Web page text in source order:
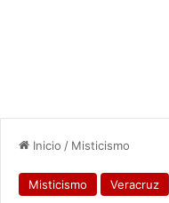
Inicio / Misticismo
Misticismo Veracruz